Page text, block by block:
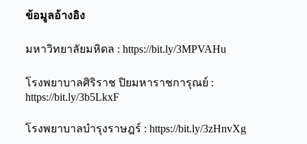
ข้อมูลอ้างอิง
มหาวิทยาลัยมหิดล : https://bit.ly/3MPVAHu
โรงพยาบาลศิริราช ปิยมหาราชการุณย์ :
https://bit.ly/3b5LkxF
โรงพยาบาลบํารุงราษฎร์ : https://bit.ly/3zHnvXg